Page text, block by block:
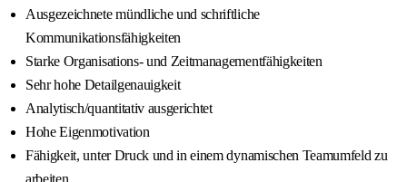
Ausgezeichnete mündliche und schriftliche
Kommunikationsfähigkeiten
Starke Organisations- und Zeitmanagementfähigkeiten
Sehr hohe Detailgenauigkeit
Analytisch/quantitativ ausgerichtet
Hohe Eigenmotivation
Fähigkeit, unter Druck und in einem dynamischen Teamumfeld zu